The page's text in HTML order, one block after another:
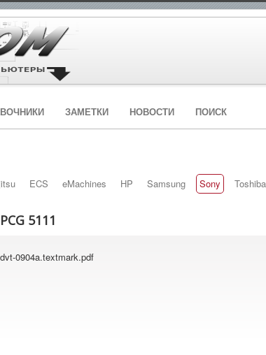
ЗАМЕТКИ НОВОСТИ ПОИСК
ECS eMachines HP Samsung Sony Toshiba
5111
0904a.textmark.pdf